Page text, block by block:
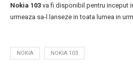
Nokia 103 va fi disponibil pentru inceput
urmeaza sa-l lanseze in toata lumea in
NOKIA NOKIA 103